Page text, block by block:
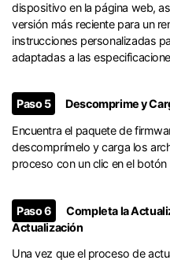
dispositivo en la página web,
versión más reciente para un
instrucciones personalizadas
adaptadas a las
Paso 5
Descomprime y
Encuentra el paquete de
descomprímelo y carga los
proceso con un clic en el botón
Paso 6
Completa la
Actualización
Una vez que el proceso de